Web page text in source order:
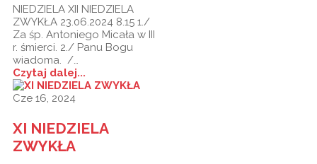
NIEDZIELA XII NIEDZIELA
ZWYKŁA 23.06.2024 8.15 1./
Za śp. Antoniego Micała w III
r. śmierci. 2./ Panu Bogu
wiadoma. /…
Czytaj dalej...
Cze 16, 2024
XI NIEDZIELA
ZWYKŁA